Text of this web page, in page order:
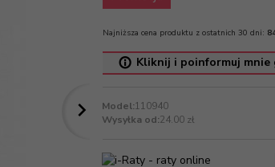
Najniższa cena produktu z ostatnich 30 dni:
Kliknij i poinformuj
Model:110940
Wysyłka od:24.00 zł